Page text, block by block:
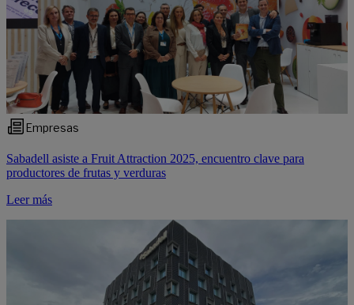
Empresas
Sabadell asiste a Fruit Attraction 2025, encuentro clave para
productores de frutas y verduras
Leer más